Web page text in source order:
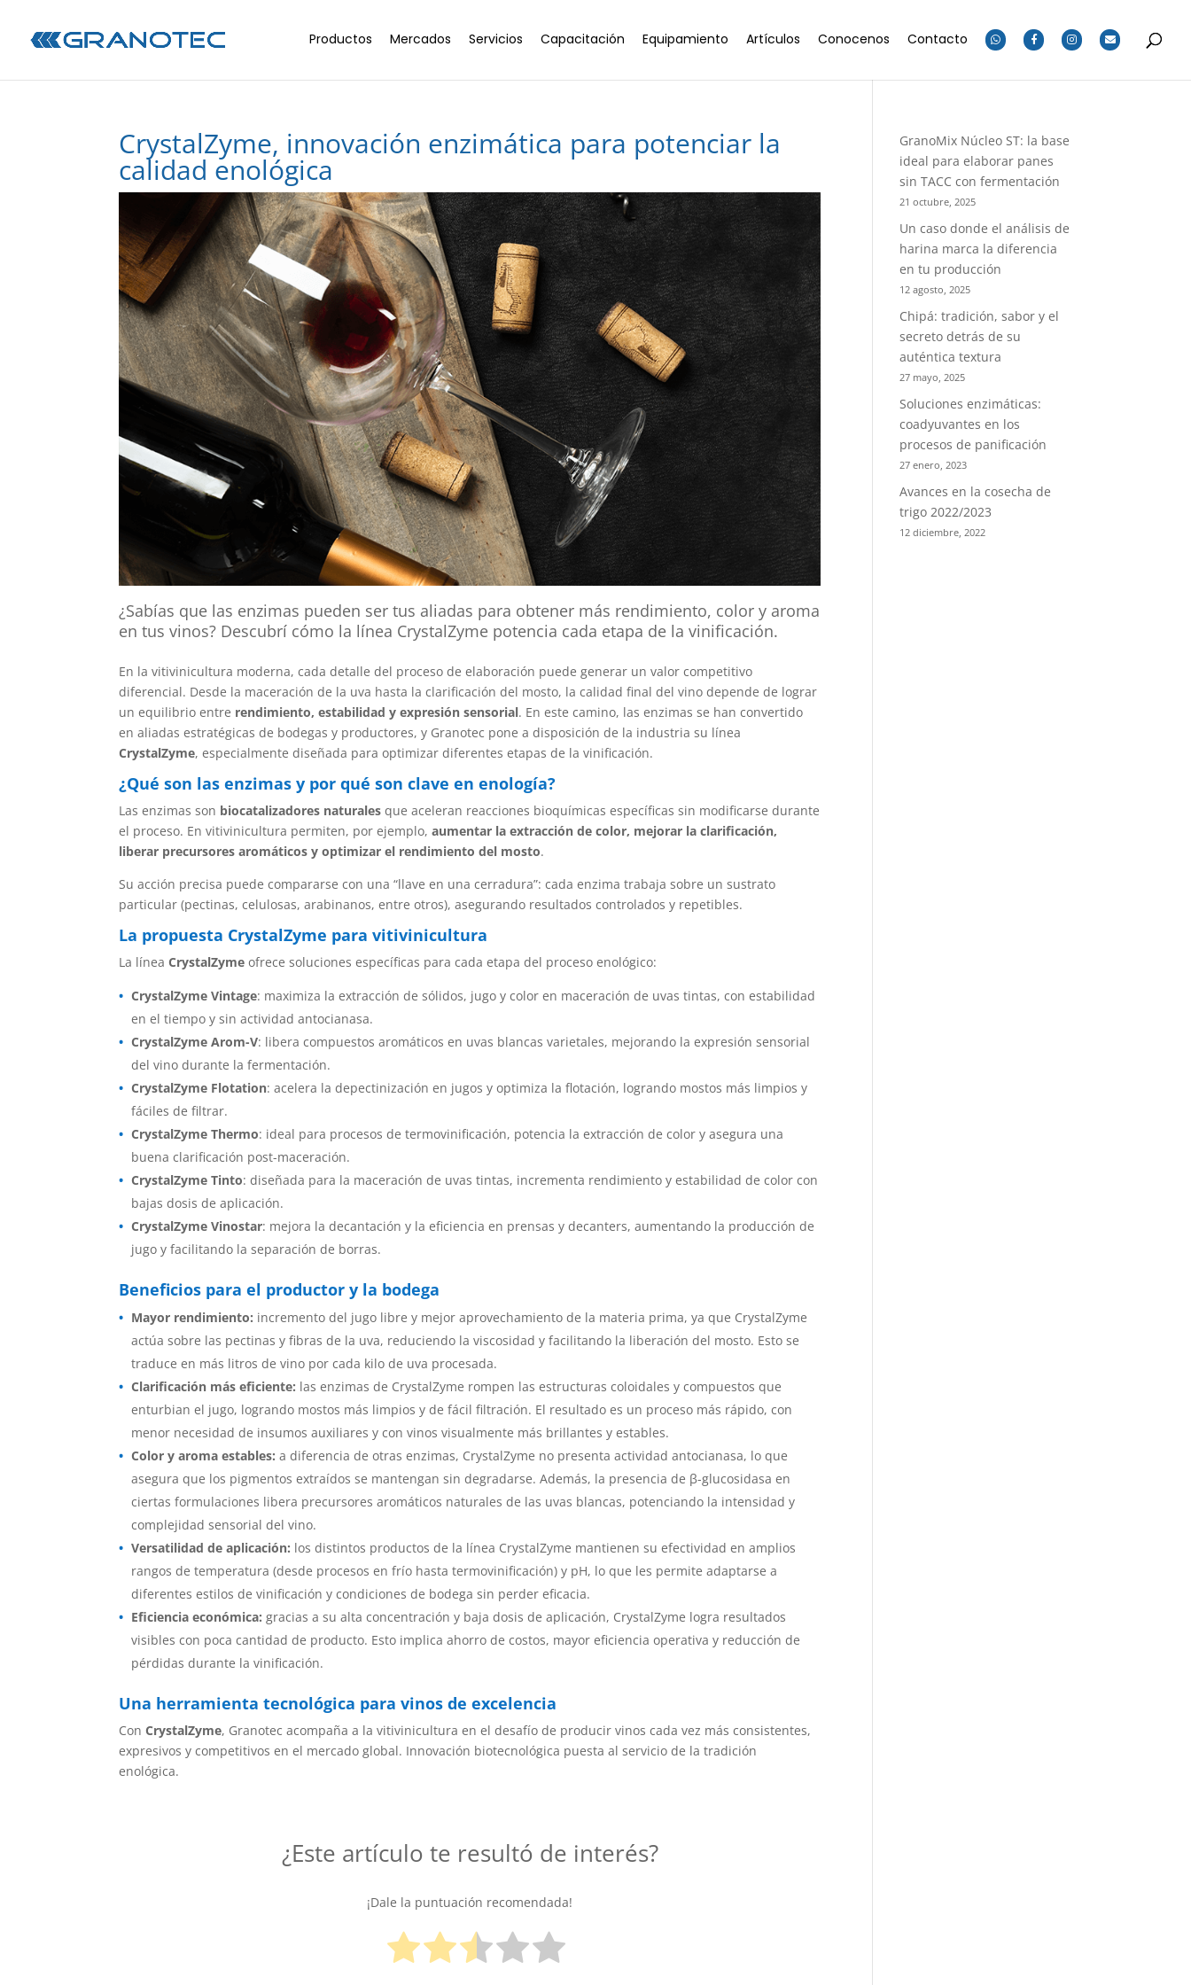
Productos Mercados Servicios Capacitación Equipamiento Artículos Conocenos Contacto
CrystalZyme, innovación enzimática para potenciar la
calidad enológica
¿Sabías que las enzimas pueden ser tus aliadas para obtener más rendimiento, color y aroma
en tus vinos? Descubrí cómo la línea CrystalZyme potencia cada etapa de la vinificación.
En la vitivinicultura moderna, cada detalle del proceso de elaboración puede generar un valor competitivo
diferencial. Desde la maceración de la uva hasta la clarificación del mosto, la calidad final del vino depende de lograr
un equilibrio entre rendimiento, estabilidad y expresión sensorial. En este camino, las enzimas se han convertido
en aliadas estratégicas de bodegas y productores, y Granotec pone a disposición de la industria su línea
CrystalZyme, especialmente diseñada para optimizar diferentes etapas de la vinificación.
¿Qué son las enzimas y por qué son clave en enología?
Las enzimas son biocatalizadores naturales que aceleran reacciones bioquímicas específicas sin modificarse durante
el proceso. En vitivinicultura permiten, por ejemplo,aumentar la extracción de color, mejorar la clarificación,
liberar precursores aromáticos y optimizar el rendimiento del mosto.
Su acción precisa puede compararse con una “llave en una cerradura”: cada enzima trabaja sobre un sustrato
particular (pectinas, celulosas, arabinanos, entre otros), asegurando resultados controlados y repetibles.
La propuesta CrystalZyme para vitivinicultura
La líneaCrystalZyme ofrece soluciones específicas para cada etapa del proceso enológico:
CrystalZyme Vintage: maximiza la extracción de sólidos, jugo y color en maceración de uvas tintas, con estabilidad
en el tiempo y sin actividad antocianasa.
CrystalZyme Arom-V: libera compuestos aromáticos en uvas blancas varietales, mejorando la expresión sensorial
del vino durante la fermentación.
CrystalZyme Flotation: acelera la depectinización en jugos y optimiza la flotación, logrando mostos más limpios y
fáciles de filtrar.
CrystalZyme Thermo: ideal para procesos de termovinificación, potencia la extracción de color y asegura una
buena clarificación post-maceración.
CrystalZyme Tinto: diseñada para la maceración de uvas tintas, incrementa rendimiento y estabilidad de color con
bajas dosis de aplicación.
CrystalZyme Vinostar: mejora la decantación y la eficiencia en prensas y decanters, aumentando la producción de
jugo y facilitando la separación de borras.
Beneficios para el productor y la bodega
Mayor rendimiento: incremento del jugo libre y mejor aprovechamiento de la materia prima, ya que CrystalZyme
actúa sobre las pectinas y fibras de la uva, reduciendo la viscosidad y facilitando la liberación del mosto. Esto se
traduce en más litros de vino por cada kilo de uva procesada.
Clarificación más eficiente: las enzimas de CrystalZyme rompen las estructuras coloidales y compuestos que
enturbian el jugo, logrando mostos más limpios y de fácil filtración. El resultado es un proceso más rápido, con
menor necesidad de insumos auxiliares y con vinos visualmente más brillantes y estables.
Color y aroma estables: a diferencia de otras enzimas, CrystalZyme no presenta actividad antocianasa, lo que
asegura que los pigmentos extraídos se mantengan sin degradarse. Además, la presencia de β-glucosidasa en
ciertas formulaciones libera precursores aromáticos naturales de las uvas blancas, potenciando la intensidad y
complejidad sensorial del vino.
Versatilidad de aplicación: los distintos productos de la línea CrystalZyme mantienen su efectividad en amplios
rangos de temperatura (desde procesos en frío hasta termovinificación) y pH, lo que les permite adaptarse a
diferentes estilos de vinificación y condiciones de bodega sin perder eficacia.
Eficiencia económica: gracias a su alta concentración y baja dosis de aplicación, CrystalZyme logra resultados
visibles con poca cantidad de producto. Esto implica ahorro de costos, mayor eficiencia operativa y reducción de
pérdidas durante la vinificación.
Una herramienta tecnológica para vinos de excelencia
ConCrystalZyme, Granotec acompaña a la vitivinicultura en el desafío de producir vinos cada vez más consistentes,
expresivos y competitivos en el mercado global. Innovación biotecnológica puesta al servicio de la tradición
enológica.
¿Este artículo te resultó de interés?
¡Dale la puntuación recomendada!
GranoMix Núcleo ST: la base
ideal para elaborar panes
sin TACC con fermentación
21 octubre, 2025
Un caso donde el análisis de
harina marca la diferencia
en tu producción
12 agosto, 2025
Chipá: tradición, sabor y el
secreto detrás de su
auténtica textura
27 mayo, 2025
Soluciones enzimáticas:
coadyuvantes en los
procesos de panificación
27 enero, 2023
Avances en la cosecha de
trigo 2022/2023
12 diciembre, 2022